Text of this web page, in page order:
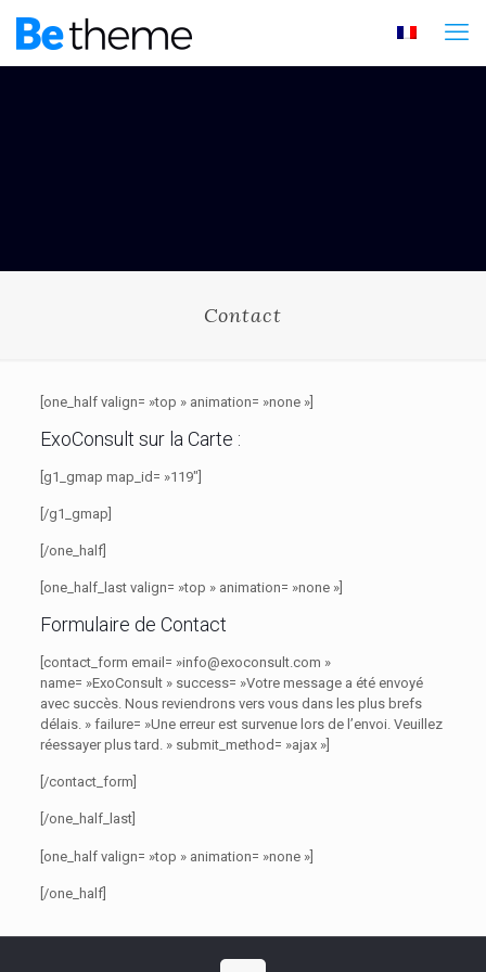
Contact
[one_half valign= »top » animation= »none »]
ExoConsult sur la Carte :
[g1_gmap map_id= »119″]
[/g1_gmap]
[/one_half]
[one_half_last valign= »top » animation= »none »]
Formulaire de Contact
[contact_form email= »info@exoconsult.com »
name= »ExoConsult » success= »Votre message a été envoyé
avec succès. Nous reviendrons vers vous dans les plus brefs
délais. » failure= »Une erreur est survenue lors de l’envoi. Veuillez
réessayer plus tard. » submit_method= »ajax »]
[/contact_form]
[/one_half_last]
[one_half valign= »top » animation= »none »]
[/one_half]